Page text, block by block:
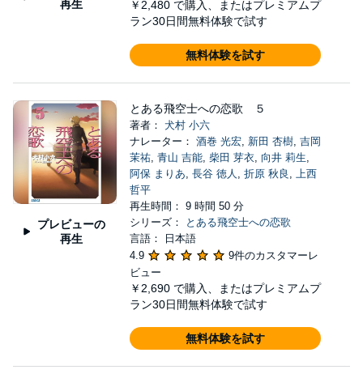
再生
￥2,480 で購入、またはプレミアムプ
ラン30日間無料体験で試す
無料体験を試す
プレビューの
再生
とある飛空士への恋歌 ５
著者： 犬村 小六
ナレーター： 酒巻 光宏, 新田 杏樹, 吉岡
茉祐, 青山 吉能, 柴田 芽衣, 向井 莉生,
阿保 まりあ, 長谷 徳人 , 折原 秋良 , 上西
哲平
再生時間： 9 時間 50 分
シリーズ：
とある飛空士への恋歌
言語： 日本語
4.9
9件のカスタマーレ
ビュー
￥2,690 で購入、またはプレミアムプ
ラン30日間無料体験で試す
無料体験を試す